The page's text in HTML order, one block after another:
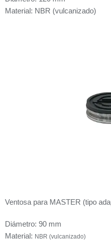
Material: NBR (vulcanizado)
Ventosa para MASTER (tipo
Diámetro: 90 mm
Material: NBR (vulcanizado)